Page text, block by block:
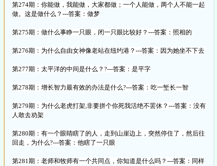
第274期：你能做，我能做，大家都做；一个人能做，两个人不能一起
做。这是做什么？---答案：做梦
第275期：做什么事睁一只眼，闭一只眼比较好？---答案：照相的
第276期：为什么自由女神像老站在纽约港？---答案：因为她坐不下去
第277期：太平洋的中间是什么？?---答案：是平字
第278期：增长智力最有效的办法是什么?---答案：吃一堑长一智
第279期：为什么老虎打架,非要拼个你死我活绝不罢休？---答案：没有
人敢去劝架
第280期：有一个眼睛瞎了的人，走到山崖边上，突然停住了，然后往
回走，为什么?---答案：他瞎了一只眼
第281期：老师和牧师有一个共同点，你知道是什么吗？---答案：同样